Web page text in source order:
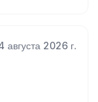
августа 2026 г.